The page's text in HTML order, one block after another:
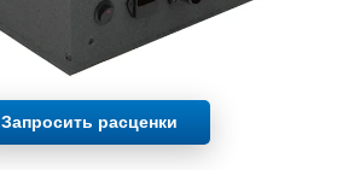
Запросить расценки